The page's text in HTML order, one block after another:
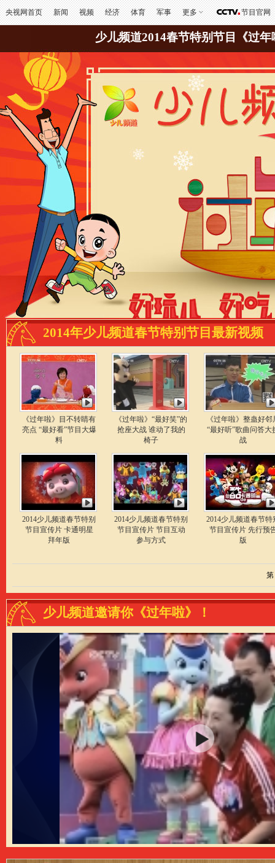
央视网首页 新闻 视频 经济 体育 军事 更多 节目官网
少儿频道2014春节特别节目《过年
2014年少儿频道春节特别节目最新视频
《过年啦》目不转睛有
亮点 “最好看”节目大爆
料
《过年啦》“最好笑”的
抢座大战 谁动了我的
椅子
《过年啦》整蛊好邻
“最好听”歌曲问答大
战
2014少儿频道春节特别
节目宣传片 卡通明星
拜年版
2014少儿频道春节特别
节目宣传片 节目互动
参与方式
2014少儿频道春节特
节目宣传片 先行预
版
第
少儿频道邀请你《过年啦》！